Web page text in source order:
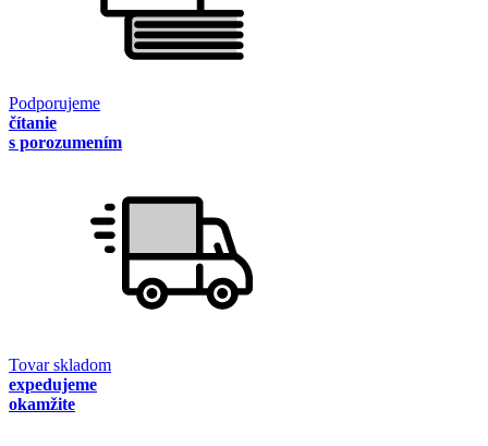
Podporujeme
čítanie
s porozumením
Tovar skladom
expedujeme
okamžite